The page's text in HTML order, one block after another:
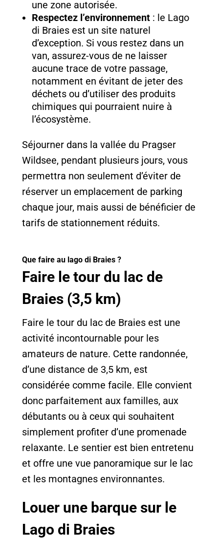
une zone autorisée.
Respectez l’environnement: le Lago
di Braies est un site naturel
d’exception. Si vous restez dans un
van, assurez-vous de ne laisser
aucune trace de votre passage,
notamment en évitant de jeter des
déchets ou d’utiliser des produits
chimiques qui pourraient nuire à
l’écosystème.
Séjourner dans la vallée du Pragser
Wildsee, pendant plusieurs jours, vous
permettra non seulement d’éviter de
réserver un emplacement de parking
chaque jour, mais aussi de bénéficier de
tarifs de stationnement réduits.
Que faire au lago di Braies ?
Faire le tour du lac de
Braies (3,5 km)
Faire le tour du lac de Braies est une
activité incontournable pour les
amateurs de nature. Cette randonnée,
d’une distance de 3,5 km, est
considérée comme facile. Elle convient
donc parfaitement aux familles, aux
débutants ou à ceux qui souhaitent
simplement profiter d’une promenade
relaxante. Le sentier est bien entretenu
et offre une vue panoramique sur le lac
et les montagnes environnantes.
Louer une barque sur le
Lago di Braies